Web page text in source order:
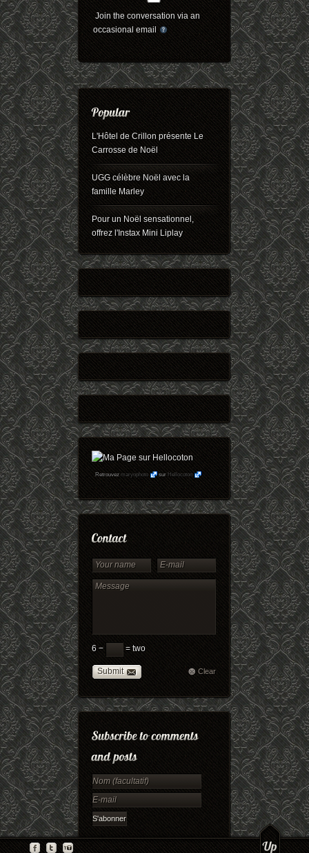
Join the conversation via an
occasional email
L'Hôtel de Crillon présente Le
Carrosse de Noël
UGG célèbre Noël avec la
famille Marley
Pour un Noël sensationnel,
offrez l'Instax Mini Liplay
Retrouvezmaryophoto surHellocoton
6 − = two
Submit Clear